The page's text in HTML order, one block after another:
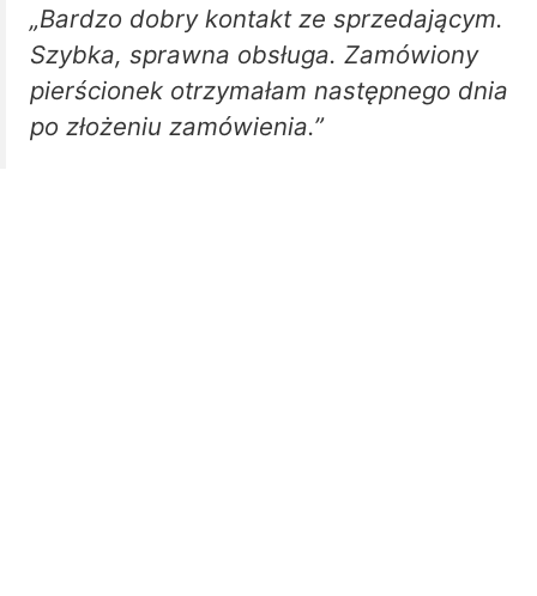
„Bardzo dobry kontakt ze sprzedającym.
Szybka, sprawna obsługa. Zamówiony
pierścionek otrzymałam następnego dnia
po złożeniu zamówienia.”